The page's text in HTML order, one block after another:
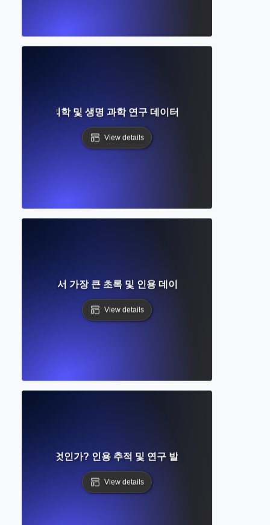
가? 생물 의학 및 생명 과학 연구 데이터베이스에 대한 완벽
View details
가? 세계에서 가장 큰 초록 및 인용 데이터베이스에 대한 자
View details
란 무엇인가? 인용 추적 및 연구 발견에 대한 종합 가이
View details